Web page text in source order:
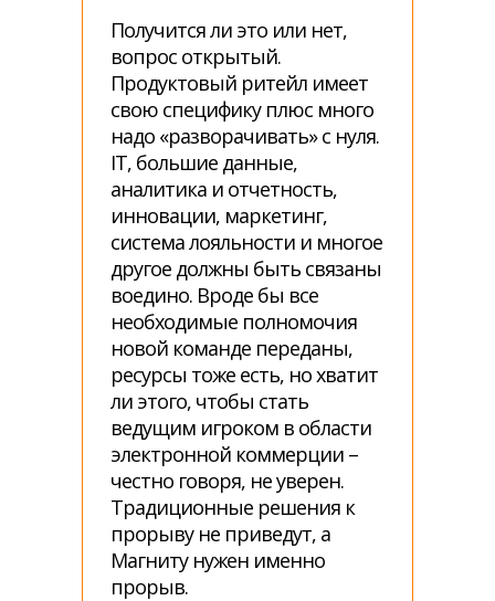
Получится ли это или нет,
вопрос открытый.
Продуктовый ритейл имеет
свою специфику плюс много
надо «разворачивать» с нуля.
IT, большие данные,
аналитика и отчетность,
инновации, маркетинг,
система лояльности и многое
другое должны быть связаны
воедино. Вроде бы все
необходимые полномочия
новой команде переданы,
ресурсы тоже есть, но хватит
ли этого, чтобы стать
ведущим игроком в области
электронной коммерции –
честно говоря, не уверен.
Традиционные решения к
прорыву не приведут, а
Магниту нужен именно
прорыв.